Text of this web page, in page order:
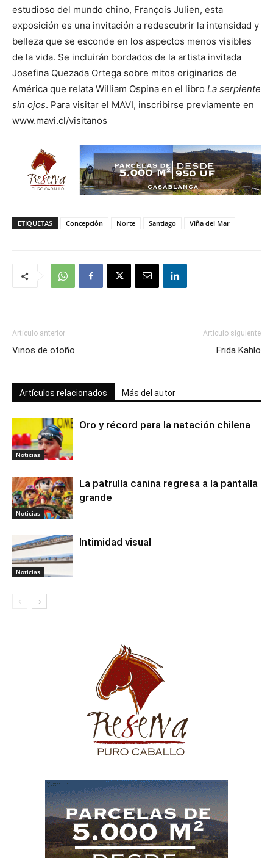
estudioso del mundo chino, François Julien, esta
exposición es una invitación a redescubrir la intensidad y
belleza que se esconde en los aspectos menos visibles
de la vida. Se incluirán bordados de la artista invitada
Josefina Quezada Ortega sobre mitos originarios de
América que relata William Ospina en el libro La serpiente
sin ojos. Para visitar el MAVI, inscribirse previamente en
www.mavi.cl/visitanos
ETIQUETAS Concepción Norte Santiago Viña del Mar
Artículo anterior
Vinos de otoño
Artículo siguiente
Frida Kahlo
Artículos relacionados Más del autor
Noticias
Oro y récord para la natación chilena
Noticias
La patrulla canina regresa a la pantalla
grande
Noticias
Intimidad visual